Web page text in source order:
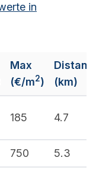
in
Max
(€/m2)
Distanz
(km)
185 4.7
750 5.3